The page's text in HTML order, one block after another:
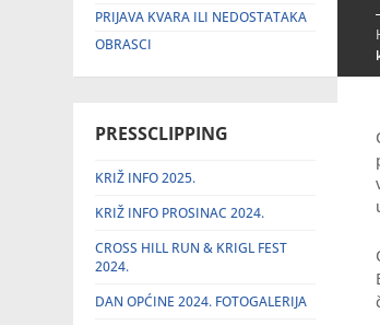
PRIJAVA KVARA ILI NEDOSTATAKA
OBRASCI
PRESSCLIPPING
KRIŽ INFO 2025.
KRIŽ INFO PROSINAC 2024.
CROSS HILL RUN & KRIGL FEST
2024.
DAN OPĆINE 2024. FOTOGALERIJA